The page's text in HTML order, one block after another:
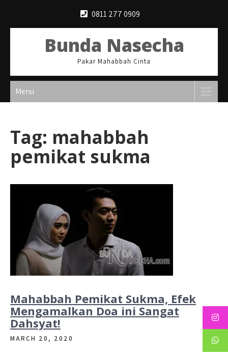
0811 277 0909
Bunda Nasecha
Pakar Mahabbah Cinta
Menu
Tag: mahabbah
pemikat sukma
Mahabbah Pemikat Sukma, Efek
Mengamalkan Doa ini Sangat
Dahsyat!
MARCH 20, 2020